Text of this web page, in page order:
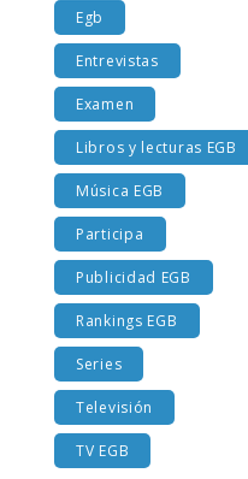
Egb
Entrevistas
Examen
Libros y lecturas EGB
Música EGB
Participa
Publicidad EGB
Rankings EGB
Series
Televisión
TV EGB